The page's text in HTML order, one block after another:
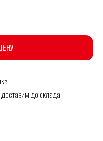
до склада